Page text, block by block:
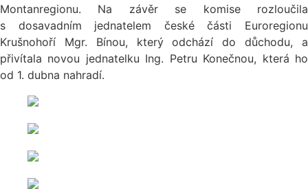
Montanregionu. Na závěr se komise rozloučila
s dosavadním jednatelem české části Euroregionu
Krušnohoří Mgr. Bínou, který odchází do důchodu, a
přivítala novou jednatelku Ing. Petru Konečnou, která ho
od 1. dubna nahradí.